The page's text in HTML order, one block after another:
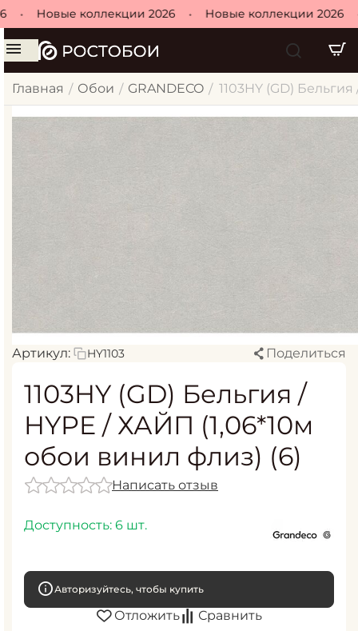
Новые коллекции 2026 Новые коллекции 2026
Главная / Обои / GRANDECO / 1103HY (GD)
Артикул: HY1103 Поделиться
1103HY (GD) Бельгия /
HYPE / ХАЙП (1,06*10м
обои винил флиз) (6)
Написать отзыв
Доступность: 6 шт.
Авторизуйтесь, чтобы купить
Отложить Сравнить